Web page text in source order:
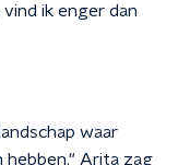
ik enger dan
waar
hebben." Arita zag